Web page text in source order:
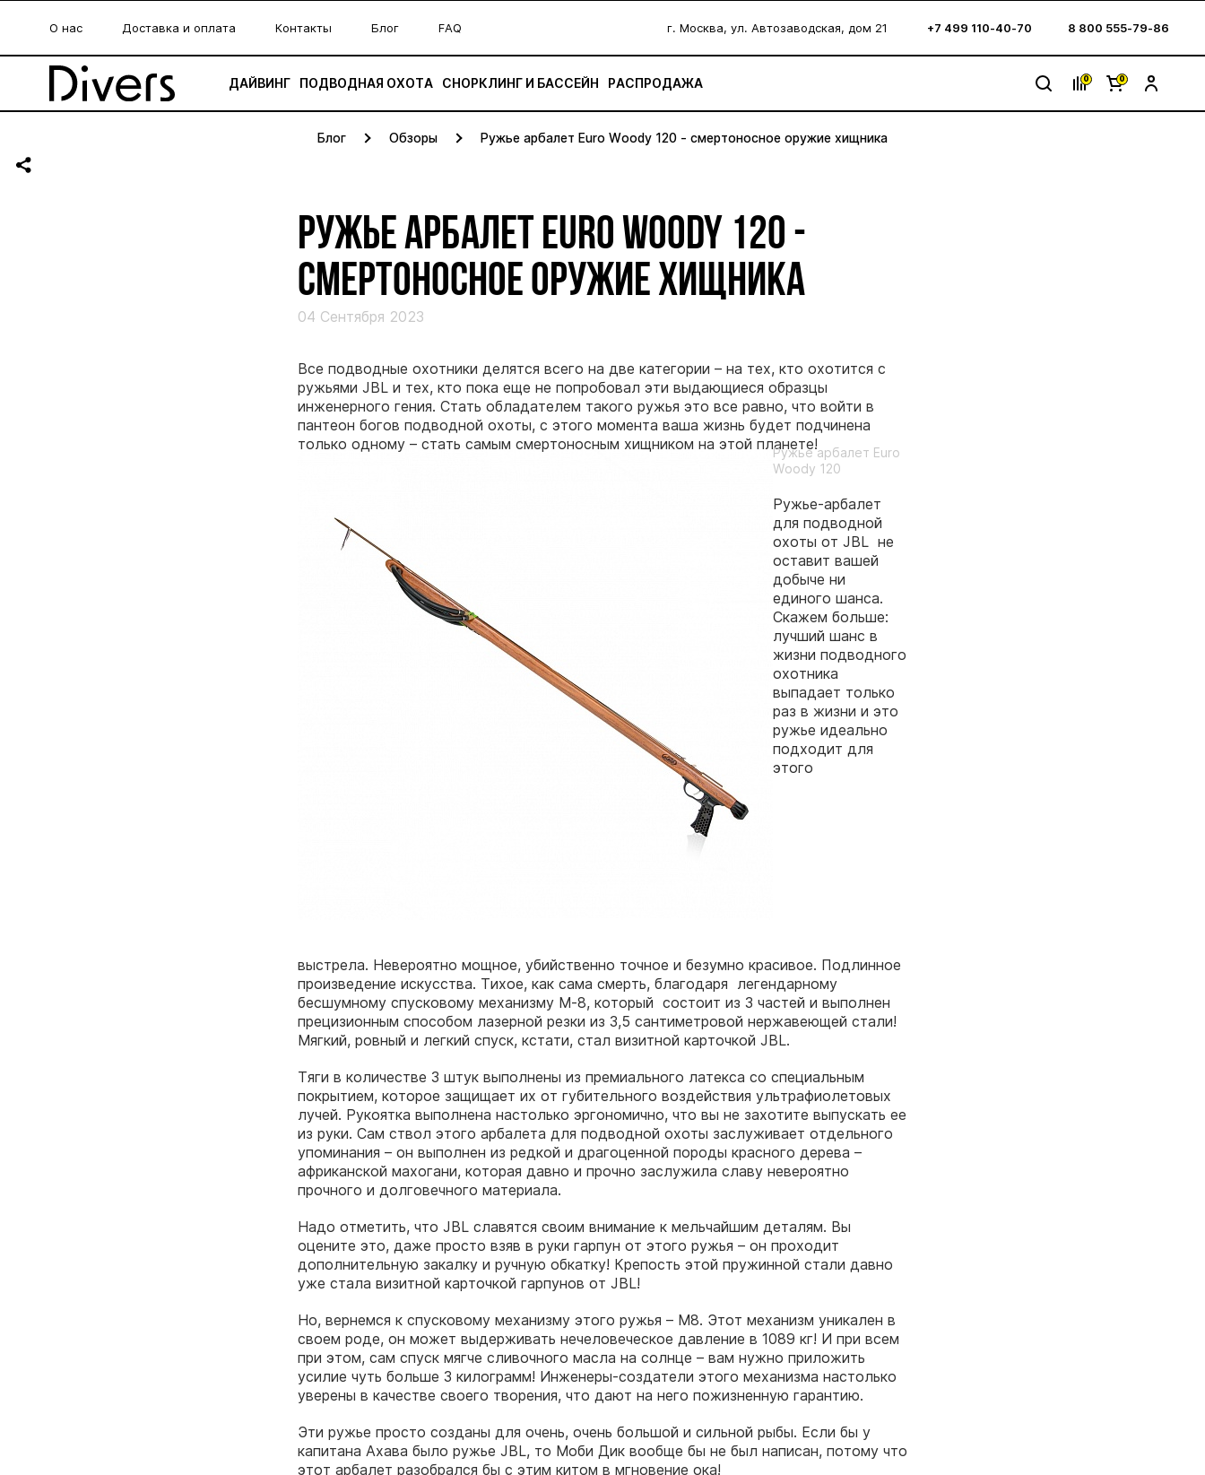
О нас Доставка и оплата Контакты Блог FAQ г. Москва, ул. Автозаводская, дом 21 +7 499 110-40-70 8 800 555-79-86
ДАЙВИНГ ПОДВОДНАЯ ОХОТА СНОРКЛИНГ И БАССЕЙН РАСПРОДАЖА 0 0
Блог Обзоры Ружье арбалет Euro Woody 120 - смертоносное оружие хищника
РУЖЬЕ АРБАЛЕТ EURO WOODY 120 -
СМЕРТОНОСНОЕ ОРУЖИЕ ХИЩНИКА
04 Сентября 2023
Все подводные охотники делятся всего на две категории – на тех, кто охотится с
ружьями JBL и тех, кто пока еще не попробовал эти выдающиеся образцы
инженерного гения. Стать обладателем такого ружья это все равно, что войти в
пантеон богов подводной охоты, с этого момента ваша жизнь будет подчинена
только одному – стать самым смертоносным хищником на этой планете!Ружье арбалет Euro
Woody 120
Ружье-арбалет
для подводной
охоты от JBL не
оставит вашей
добыче ни
единого шанса.
Скажем больше:
лучший шанс в
жизни подводного
охотника
выпадает только
раз в жизни и это
ружье идеально
подходит для
этого
выстрела. Невероятно мощное, убийственно точное и безумно красивое. Подлинное
произведение искусства. Тихое, как сама смерть, благодаря легендарному
бесшумному спусковому механизму M-8, который состоит из 3 частей и выполнен
прецизионным способом лазерной резки из 3,5 сантиметровой нержавеющей стали!
Мягкий, ровный и легкий спуск, кстати, стал визитной карточкой JBL.
Тяги в количестве 3 штук выполнены из премиального латекса со специальным
покрытием, которое защищает их от губительного воздействия ультрафиолетовых
лучей. Рукоятка выполнена настолько эргономично, что вы не захотите выпускать ее
из руки. Сам ствол этого арбалета для подводной охоты заслуживает отдельного
упоминания – он выполнен из редкой и драгоценной породы красного дерева –
африканской махогани, которая давно и прочно заслужила славу невероятно
прочного и долговечного материала.
Надо отметить, что JBL славятся своим внимание к мельчайшим деталям. Вы
оцените это, даже просто взяв в руки гарпун от этого ружья – он проходит
дополнительную закалку и ручную обкатку! Крепость этой пружинной стали давно
уже стала визитной карточкой гарпунов от JBL!
Но, вернемся к спусковому механизму этого ружья – M8. Этот механизм уникален в
своем роде, он может выдерживать нечеловеческое давление в 1089 кг! И при всем
при этом, сам спуск мягче сливочного масла на солнце – вам нужно приложить
усилие чуть больше 3 килограмм! Инженеры-создатели этого механизма настолько
уверены в качестве своего творения, что дают на него пожизненную гарантию.
Эти ружье просто созданы для очень, очень большой и сильной рыбы. Если бы у
капитана Ахава было ружье JBL, то Моби Дик вообще бы не был написан, потому что
этот арбалет разобрался бы с этим китом в мгновение ока!